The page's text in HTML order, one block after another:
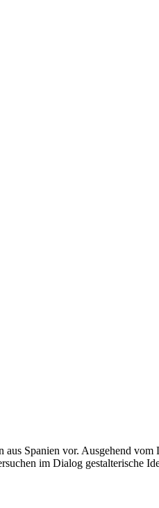
Spanien vor. Ausgehend
im Dialog gestalterische